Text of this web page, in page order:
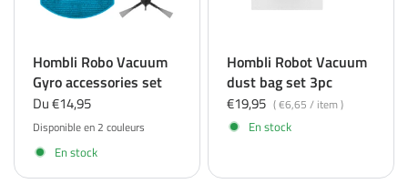
Hombli Robo Vacuum
Gyro accessories set
Du €14,95
A (4x side brush | 2x cloth mop | 5x HEPA filter)B (2x side brush | 4x cloth mop | 2x HEPA filter)
Disponible en 2 couleurs
En stock
Hombli Robot Vacuum
dust bag set 3pc
€19,95 €6,65 / item
En stock